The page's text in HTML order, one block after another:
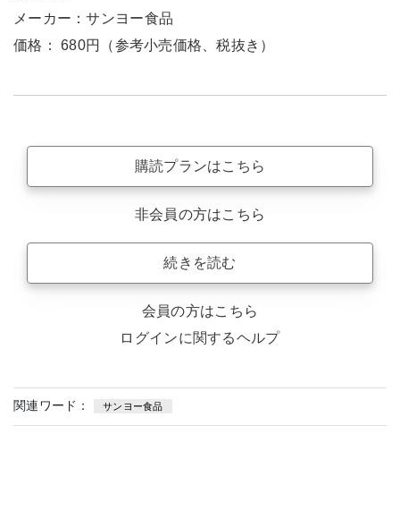
メーカー：サンヨー食品
価格： 680円（参考小売価格、税抜き）
購読プランはこちら
非会員の方はこちら
続きを読む
会員の方はこちら
ログインに関するヘルプ
関連ワード： サンヨー食品